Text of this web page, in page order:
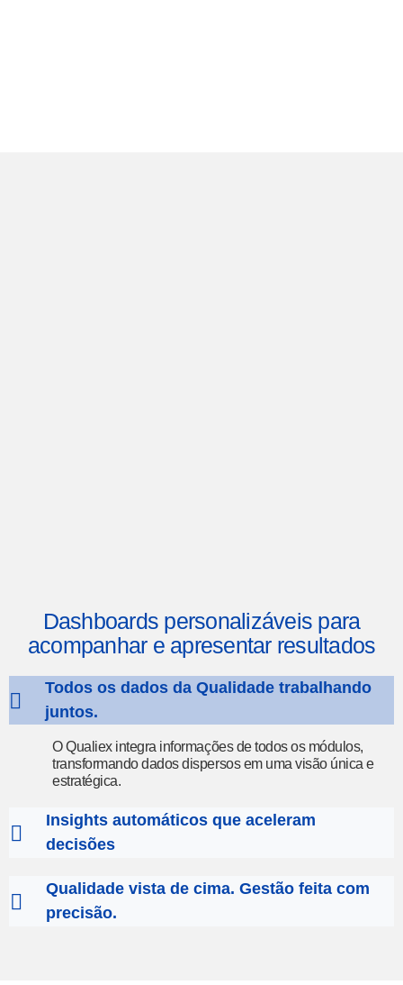
Dashboards personalizáveis para
acompanhar e apresentar resultados
Todos os dados da Qualidade trabalhando
juntos.
O Qualiex integra informações de todos os módulos,
transformando dados dispersos em uma visão única e
estratégica.
Insights automáticos que aceleram
decisões
Qualidade vista de cima. Gestão feita com
precisão.